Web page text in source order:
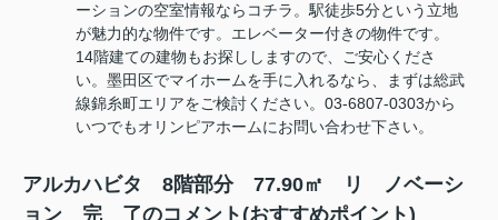
ーションの空室情報ならコチラ。駅徒歩5分という立地
が魅力的な物件です。エレベーター付きの物件です。
14階建ての建物もお探ししますので、ご安心くださ
い。墨田区でマイホームを手に入れるなら、まずは総武
線錦糸町エリアをご検討ください。03-6807-0303から
いつでもオリンピアホームにお問い合わせ下さい。
アルカハビタ 8階部分 77.90㎡ リ ノベーシ
ョン 完 了のコメント(おすすめポイント)